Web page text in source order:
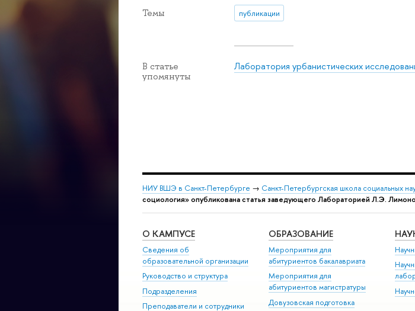
Темы публикации
В статье
упомянуты
Лаборатория урбанистических
НИУ ВШЭ в Санкт-Петербурге → Санкт-Петербургская школа социальных
социология» опубликована статья заведующего Лабораторией Л.Э.
О КАМПУСЕ
Сведения об
образовательной организации
Руководство и структура
Подразделения
Преподаватели и сотрудники
ОБРАЗОВАНИЕ
Мероприятия для
абитуриентов бакалавриата
Мероприятия для
абитуриентов магистратуры
Довузовская подготовка